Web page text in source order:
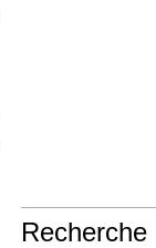
Recherche